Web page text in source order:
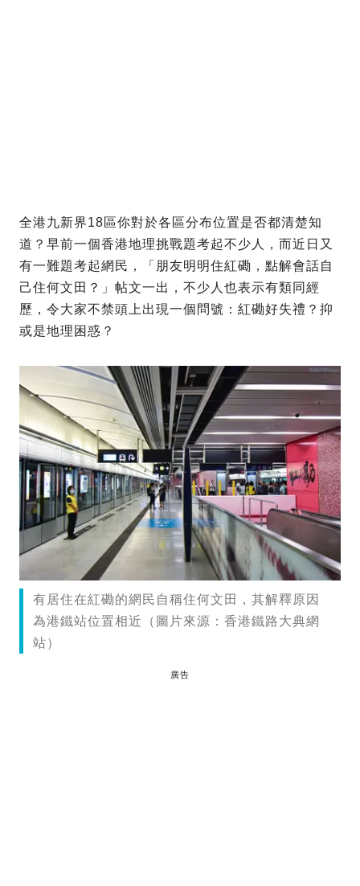
全港九新界18區你對於各區分布位置是否都清楚知
道？早前一個香港地理挑戰題考起不少人，而近日又
有一難題考起網民，「朋友明明住紅磡，點解會話自
己住何文田？」帖文一出，不少人也表示有類同經
歷，令大家不禁頭上出現一個問號：紅磡好失禮？抑
或是地理困惑？
有居住在紅磡的網民自稱住何文田，其解釋原因
為港鐵站位置相近（圖片來源：香港鐵路大典網
站）
廣告